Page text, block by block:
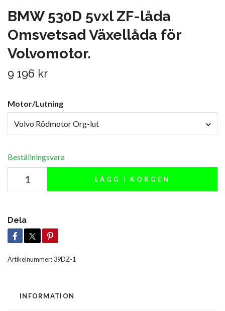
BMW 530D 5vxl ZF-låda
Omsvetsad Växellåda för
Volvomotor.
9 196 kr
Motor/Lutning
Volvo Rödmotor Org-lut
Beställningsvara
LÄGG I KORGEN
Dela
Artikelnummer: 39DZ-1
INFORMATION